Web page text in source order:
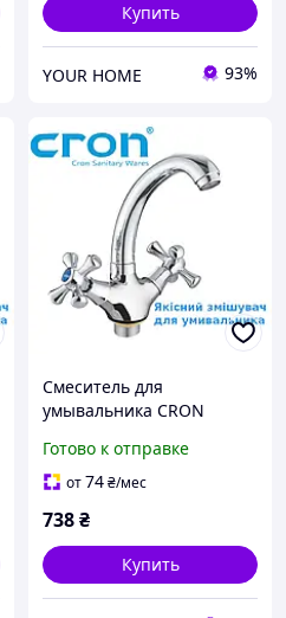
Купить
YOUR HOME 93%
Смеситель для
умывальника CRON
умывальника двухручные
полуоборотные
умывальника
Готово к отправке
от74₴/мес
738₴
Купить